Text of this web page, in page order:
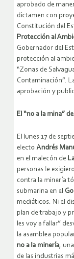
aprobado de
dictamen con
Constitución del
Protección al
Gobernador del
protección al
“Zonas de
Contaminación”.
aprobación y
El “no a la mina”
El lunes 17 de
electo Andrés
en el malecón de
personas le
contra la minería
submarina en el
mediáticos. Ni el
plan de trabajo y
les voy a fallar”
la asamblea
no a la minería,
de las industrias